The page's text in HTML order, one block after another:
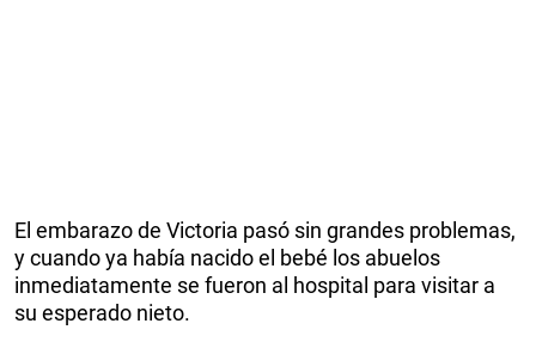
El embarazo de Victoria pasó sin grandes problemas,
y cuando ya había nacido el bebé los abuelos
inmediatamente se fueron al hospital para visitar a
su esperado nieto.